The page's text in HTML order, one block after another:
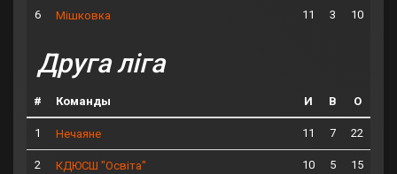
6 Мішковка 11 3 10
Друга ліга
# Команды И В О
1 Нечаяне 11 7 22
2 КДЮСШ "Освіта" 10 5 15